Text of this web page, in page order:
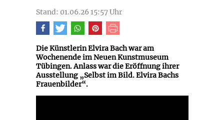
Stand: 01.06.26 15:57 Uhr
Die Künstlerin Elvira Bach war am
Wochenende im Neuen Kunstmuseum
Tübingen. Anlass war die Eröffnung ihrer
Ausstellung „Selbst im Bild. Elvira Bachs
Frauenbilder“.